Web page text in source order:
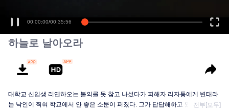
00:00:00/00:35:56
하늘로 날아오라
대학교 신입생 리옌하오는 불의를 못 참고 나섰다가 피해자 리자퉁에게 변태라
는 낙인이 찍혀 학교에서 안 좋은 소문이 퍼졌다. 그가 답답해하고 있을 때 우연
전부[모두]